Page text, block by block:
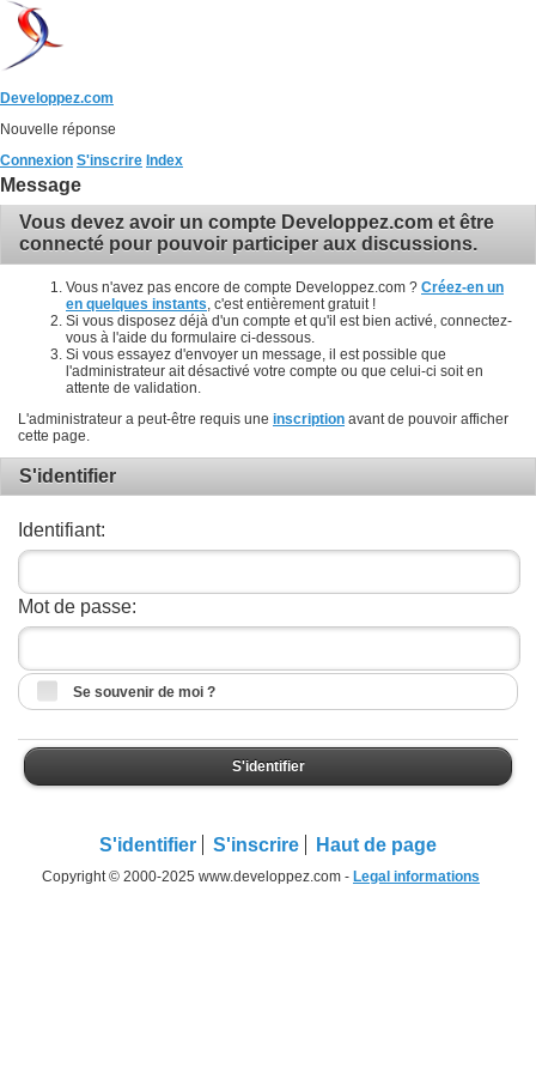
Developpez.com
Nouvelle réponse
Connexion S'inscrire Index
Message
Vous devez avoir un compte Developpez.com et être
connecté pour pouvoir participer aux discussions.
Vous n'avez pas encore de compte Developpez.com ? Créez-en un
en quelques instants , c'est entièrement gratuit !
Si vous disposez déjà d'un compte et qu'il est bien activé, connectez-
vous à l'aide du formulaire ci-dessous.
Si vous essayez d'envoyer un message, il est possible que
l'administrateur ait désactivé votre compte ou que celui-ci soit en
attente de validation.
L'administrateur a peut-être requis une inscription avant de pouvoir afficher
cette page.
S'identifier
Identifiant:
Mot de passe:
Se souvenir de moi ?
S'identifier
S'identifier S'inscrire Haut de page
Copyright © 2000-2025 www.developpez.com - Legal informations